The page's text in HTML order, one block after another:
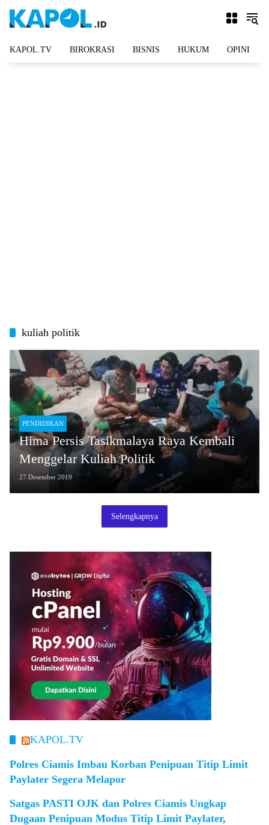
KAPOL.TV BIROKRASI BISNIS HUKUM OPINI
kuliah politik
PENDIDIKAN
Hima Persis Tasikmalaya Raya Kembali
Menggelar Kuliah Politik
27 Desember 2019
Selengkapnya
KAPOL.TV
Polres Ciamis Imbau Korban Penipuan Titip Limit
Paylater Segera Melapor
Satgas PASTI OJK dan Polres Ciamis Ungkap
Dugaan Penipuan Modus Titip Limit Paylater,